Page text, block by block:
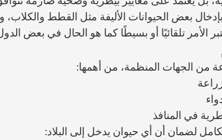
بعض الحيوانات الأليفة مثل القطط
الأمر تلقائيًا أو بسيطًا كما هو الحال في بعض
من الجهات المنظمة، من أهمها:
في المنافذ
لضمان أن أي حيوان يدخل إلى البلاد: